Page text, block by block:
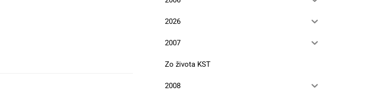
2026
2007
Zo života KST
2008